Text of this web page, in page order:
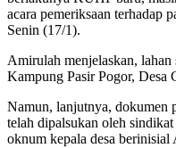
acara pemeriksaan terhadap
Senin (17/1).
Amirulah menjelaskan,
Kampung Pasir Pogor, Desa
Namun, lanjutnya, dokumen
telah dipalsukan oleh
oknum kepala desa berinisial